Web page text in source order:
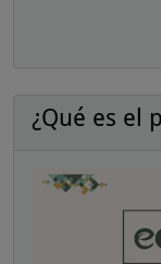
¿Qué es el